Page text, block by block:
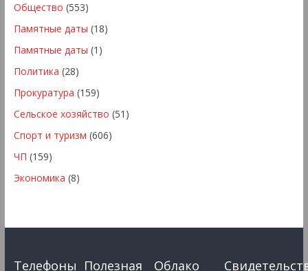
Общество (553)
Памятные даты (18)
Памятные даты (1)
Политика (28)
Прокуратура (159)
Сельское хозяйство (51)
Спорт и туризм (606)
ЧП (159)
Экономика (8)
Телефоны Полезная
Облако